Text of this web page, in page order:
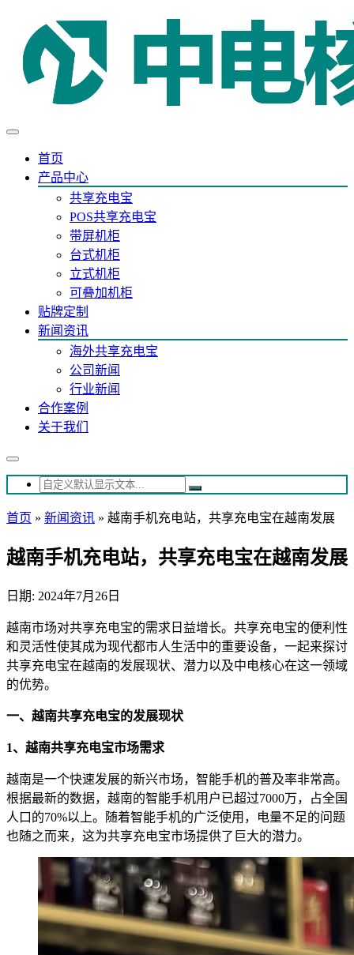
首页
产品中心
共享充电宝
POS共享充电宝
带屏机柜
台式机柜
立式机柜
可叠加机柜
贴牌定制
新闻资讯
海外共享充电宝
公司新闻
行业新闻
合作案例
关于我们
首页 » 新闻资讯 » 越南手机充电站，共享充电宝在越南发展
越南手机充电站，共享充电宝在越南发展
日期: 2024年7月26日
越南市场对共享充电宝的需求日益增长。共享充电宝的便利性
和灵活性使其成为现代都市人生活中的重要设备，一起来探讨
共享充电宝在越南的发展现状、潜力以及中电核心在这一领域
的优势。
一、越南共享充电宝的发展现状
1、越南共享充电宝市场需求
越南是一个快速发展的新兴市场，智能手机的普及率非常高。
根据最新的数据，越南的智能手机用户已超过7000万，占全国
人口的70%以上。随着智能手机的广泛使用，电量不足的问题
也随之而来，这为共享充电宝市场提供了巨大的潜力。